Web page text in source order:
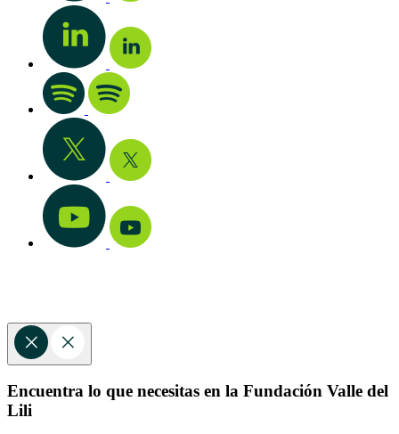
Encuentra lo que necesitas en la Fundación Valle del
Lili